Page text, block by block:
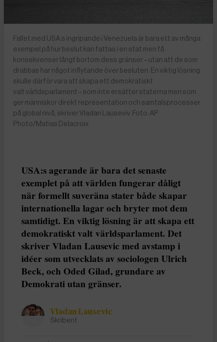
Fallet med USA:s ingripande i Venezuela är bara ett av många
exempel på hur beslut kan fattas i en stat men få
konsekvenser långt bortom dess gränser – utan att de som
drabbas har något inflytande över besluten. En viktig lösning
skulle därför vara att skapa ett demokratiskt
valt världsparlament – som inte ersätter staterna men som
ger människor direkt representation och samtalsprocesser
på global nivå, skriver Vladan Lauseviv. Foto: AP
Photo/Matias Delacroix
USA:s agerande är bara det senaste
exemplet på att världen fungerar dåligt
när formellt suveräna stater både skapar
internationella lagar och bryter mot dem
samtidigt. En viktig lösning är att skapa ett
demokratiskt valt världsparlament. Det
skriver Vladan Lausevic med avstamp i
idéer som utvecklats av sociologen Ulrich
Beck, och Oded Gilad, grundare av
Demokrati utan gränser.
Vladan Lausevic
Skribent